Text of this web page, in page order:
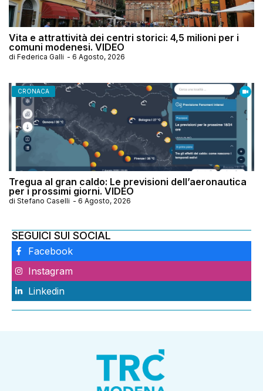
Vita e attrattività dei centri storici: 4,5 milioni per i
comuni modenesi. VIDEO
di Federica Galli - 6 Agosto, 2026
CRONACA
Tregua al gran caldo: Le previsioni dell’aeronautica
per i prossimi giorni. VIDEO
di Stefano Caselli - 6 Agosto, 2026
SEGUICI SUI SOCIAL
Facebook
Instagram
Linkedin